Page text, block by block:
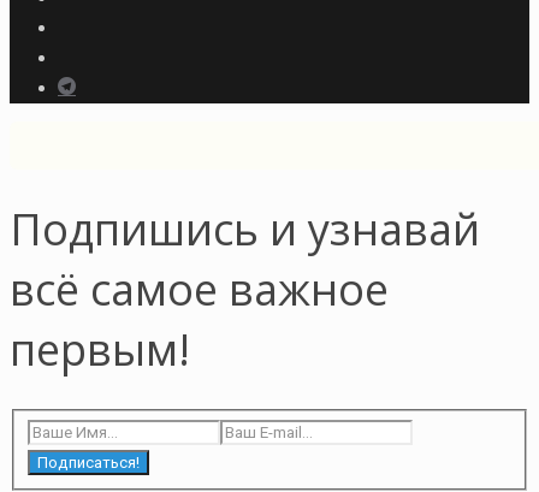
Подпишись и узнавай
всё самое важное
первым!
Подписаться!